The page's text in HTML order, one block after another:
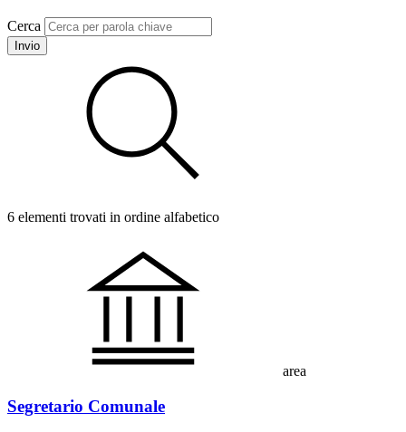
Cerca
Invio
6 elementi trovati in ordine alfabetico
area
Segretario Comunale